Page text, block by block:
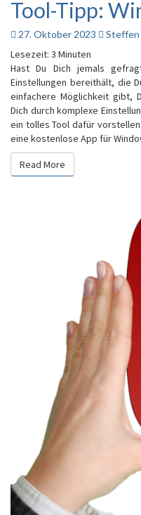
Tool-
Tipp:
Wintoys
Tool-Tipp:
27. Oktober 2023 Steffen
Lesezeit: 3 Minuten
Hast Du Dich jemals
Einstellungen bereithält, die
einfachere Möglichkeit gibt,
Dich durch komplexe
ein tolles Tool dafür
eine kostenlose App für
Read More